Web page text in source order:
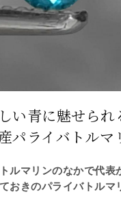
い青に魅せられ
パライバトルマ
ルマリンのなかで代表
おきのパライバトルマ